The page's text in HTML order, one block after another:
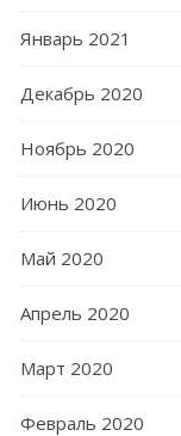
Январь 2021
Декабрь 2020
Ноябрь 2020
Июнь 2020
Май 2020
Апрель 2020
Март 2020
Февраль 2020